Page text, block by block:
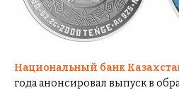
Национальный банк
года анонсировал выпуск в